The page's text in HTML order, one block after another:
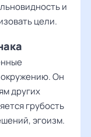
и
цели.
окружению. Он
других
грубость
эгоизм.